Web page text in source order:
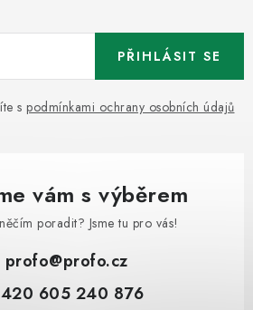
s podmínkami ochrany osobních údajů
PŘIHLÁSIT SE
vám s výběrem
poradit? Jsme tu pro vás!
profo@profo.cz
605 240 876